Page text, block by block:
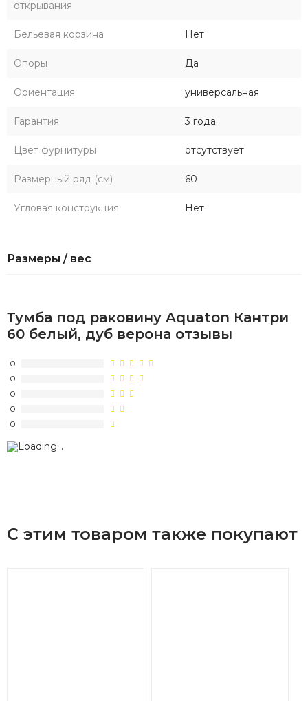
открывания
Бельевая корзина Нет
Опоры Да
Ориентация универсальная
Гарантия 3 года
Цвет фурнитуры отсутствует
Размерный ряд (см) 60
Угловая конструкция Нет
Размеры / вес
Тумба под раковину Aquaton Кантри
60 белый, дуб верона отзывы
0
0
0
0
0
С этим товаром также покупают